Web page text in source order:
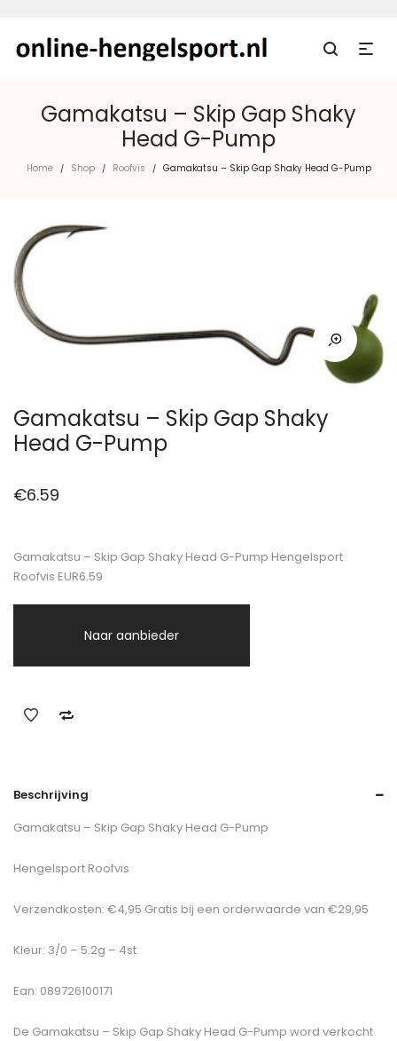
Gamakatsu – Skip Gap Shaky
Head G-Pump
Home / Shop / Roofvis / Gamakatsu – Skip Gap Shaky Head G-Pump
Gamakatsu – Skip Gap Shaky
Head G-Pump
€6.59
Gamakatsu – Skip Gap Shaky Head G-Pump Hengelsport
Roofvis EUR6.59
Naar aanbieder
Beschrijving
Gamakatsu – Skip Gap Shaky Head G-Pump
Hengelsport Roofvis
Verzendkosten: €4,95 Gratis bij een orderwaarde van €29,95
Kleur: 3/0 – 5.2g – 4st
Ean: 089726100171
De Gamakatsu – Skip Gap Shaky Head G-Pump word verkocht